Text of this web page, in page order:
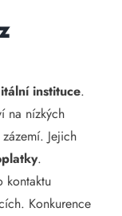
instituce.
na nízkých
Jejich
.
kontaktu
Konkurence